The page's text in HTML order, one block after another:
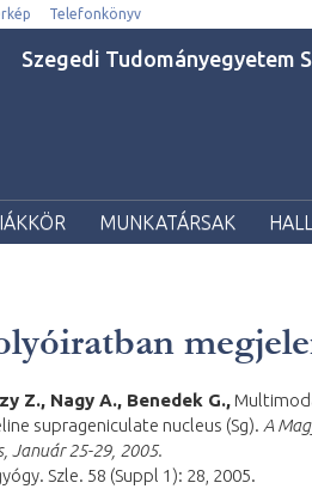
Telefonkönyv
Szegedi Tudományegyetem
MUNKATÁRSAK
Z., Nagy A., Benedek G.,
suprageniculate nucleus (Sg). A
Január 25-29, 2005.
Szle. 58 (Suppl 1): 28, 2005.